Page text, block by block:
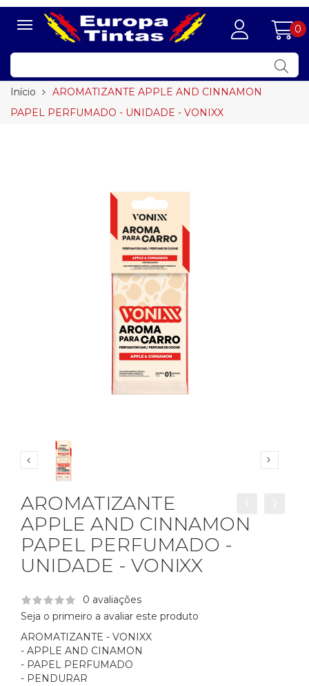
0
Início
AROMATIZANTE APPLE AND CINNAMON
PAPEL PERFUMADO - UNIDADE - VONIXX
AROMATIZANTE
APPLE AND CINNAMON
PAPEL PERFUMADO -
UNIDADE - VONIXX
0 avaliações
Seja o primeiro a avaliar este produto
AROMATIZANTE - VONIXX
- APPLE AND CINAMON
- PAPEL PERFUMADO
- PENDURAR